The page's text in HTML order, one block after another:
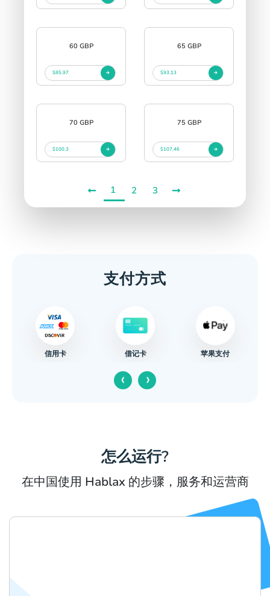
60 GBP
$85.97
65 GBP
$93.13
70 GBP
$100.3
75 GBP
$107.46
1 2 3
支付方式
信用卡 借记卡 苹果支付
‹ ›
怎么运行?
在中国使用 Hablax 的步骤，服务和运营商